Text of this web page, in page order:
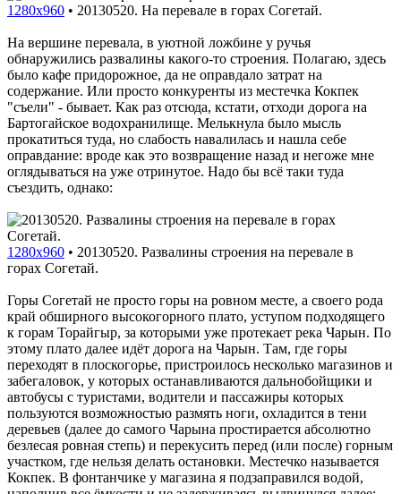
1280x960 • 20130520. На перевале в горах Согетай.
На вершине перевала, в уютной ложбине у ручья
обнаружились развалины какого-то строения. Полагаю, здесь
было кафе придорожное, да не оправдало затрат на
содержание. Или просто конкуренты из местечка Кокпек
"съели" - бывает. Как раз отсюда, кстати, отходи дорога на
Бартогайское водохранилище. Мелькнула было мысль
прокатиться туда, но слабость навалилась и нашла себе
оправдание: вроде как это возвращение назад и негоже мне
оглядываться на уже отринутое. Надо бы всё таки туда
съездить, однако:
1280x960 • 20130520. Развалины строения на перевале в
горах Согетай.
Горы Согетай не просто горы на ровном месте, а своего рода
край обширного высокогорного плато, уступом подходящего
к горам Торайгыр, за которыми уже протекает река Чарын. По
этому плато далее идёт дорога на Чарын. Там, где горы
переходят в плоскогорье, пристроилось несколько магазинов и
забегаловок, у которых останавливаются дальнобойщики и
автобусы с туристами, водители и пассажиры которых
пользуются возможностью размять ноги, охладится в тени
деревьев (далее до самого Чарына простирается абсолютно
безлесая ровная степь) и перекусить перед (или после) горным
участком, где нельзя делать остановки. Местечко называется
Кокпек. В фонтанчике у магазина я подзаправился водой,